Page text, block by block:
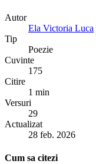
Autor
Ela Victoria Luca
Tip
Poezie
Cuvinte
175
Citire
1 min
Versuri
29
Actualizat
28 feb. 2026
Cum sa citezi